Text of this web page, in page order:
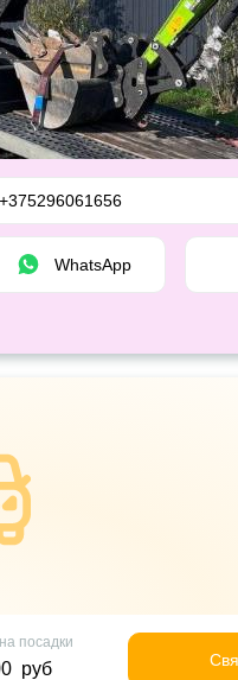
+375296061656
WhatsApp
посадки
руб